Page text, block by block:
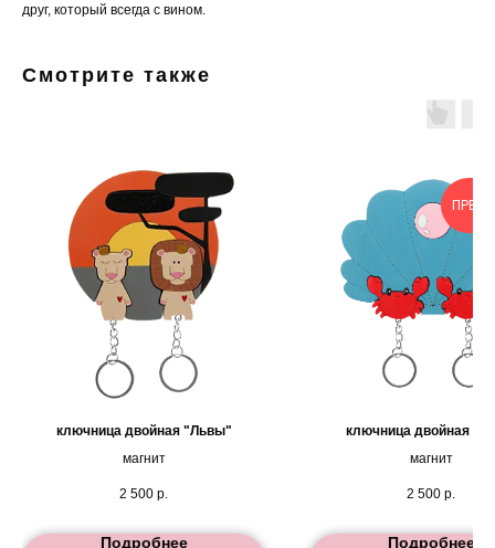
друг, который всегда с вином.
Смотрите также
ключница двойная "Львы"
магнит
2 500 р.
Подробнее
ключница двойная
магнит
2 500 р.
Подробнее